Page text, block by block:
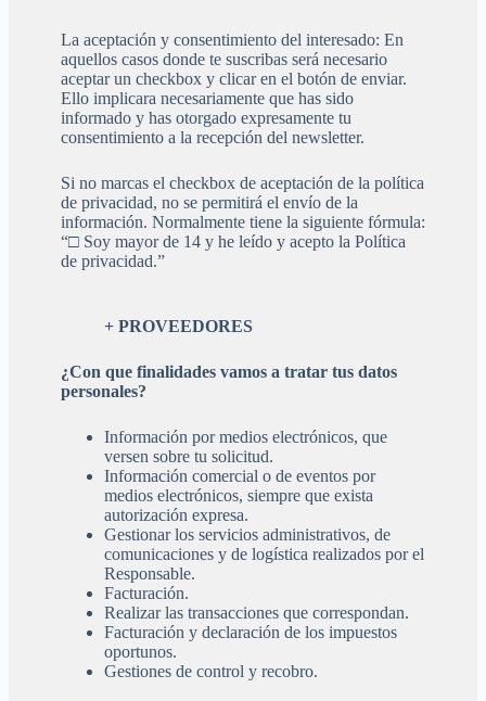
La aceptación y consentimiento del interesado: En
aquellos casos donde te suscribas será necesario
aceptar un checkbox y clicar en el botón de enviar.
Ello implicara necesariamente que has sido
informado y has otorgado expresamente tu
consentimiento a la recepción del newsletter.
Si no marcas el checkbox de aceptación de la política
de privacidad, no se permitirá el envío de la
información. Normalmente tiene la siguiente fórmula:
“□ Soy mayor de 14 y he leído y acepto la Política
de privacidad.”
+ PROVEEDORES
¿Con que finalidades vamos a tratar tus datos
personales?
Información por medios electrónicos, que
versen sobre tu solicitud.
Información comercial o de eventos por
medios electrónicos, siempre que exista
autorización expresa.
Gestionar los servicios administrativos, de
comunicaciones y de logística realizados por el
Responsable.
Facturación.
Realizar las transacciones que correspondan.
Facturación y declaración de los impuestos
oportunos.
Gestiones de control y recobro.